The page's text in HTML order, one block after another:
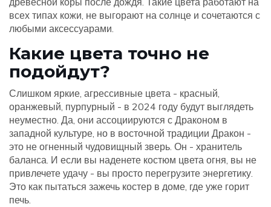
всех типах кожи, не выгорают на солнце и сочетаются с
любыми аксессуарами.
Какие цвета точно не
подойдут?
Слишком яркие, агрессивные цвета - красный,
оранжевый, пурпурный - в 2024 году будут выглядеть
неуместно. Да, они ассоциируются с Драконом в
западной культуре, но в восточной традиции Дракон -
это не огненный чудовищный зверь. Он - хранитель
баланса. И если вы наденете костюм цвета огня, вы не
привлечете удачу - вы просто перегрузите энергетику.
Это как пытаться зажечь костер в доме, где уже горит
печь.